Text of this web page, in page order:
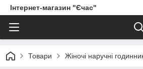
Інтернет-магазин "Єчас"
Товари Жіночі наручні